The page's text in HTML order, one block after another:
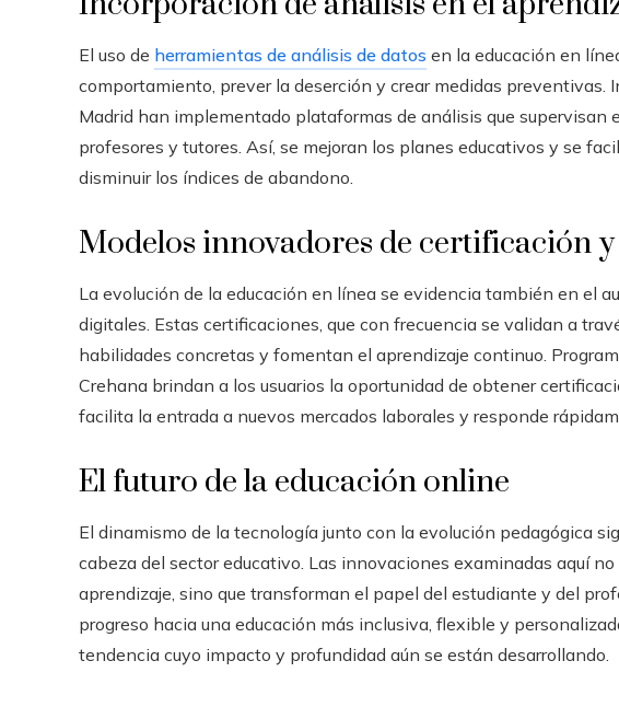
El uso de herramientas de análisis de datos en la educación en
comportamiento, prever la deserción y crear medidas preventivas.
Madrid han implementado plataformas de análisis que supervisan
profesores y tutores. Así, se mejoran los planes educativos y se
disminuir los índices de abandono.
Modelos innovadores de certificación
La evolución de la educación en línea se evidencia también en el
digitales. Estas certificaciones, que con frecuencia se validan a
habilidades concretas y fomentan el aprendizaje continuo.
Crehana brindan a los usuarios la oportunidad de obtener
facilita la entrada a nuevos mercados laborales y responde
El futuro de la educación online
El dinamismo de la tecnología junto con la evolución pedagógica
cabeza del sector educativo. Las innovaciones examinadas aquí
aprendizaje, sino que transforman el papel del estudiante y del
progreso hacia una educación más inclusiva, flexible y
tendencia cuyo impacto y profundidad aún se están desarrollando.